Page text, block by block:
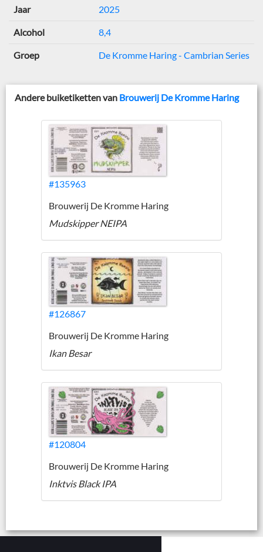
Jaar 2025
Alcohol 8,4
Groep De Kromme Haring - Cambrian Series
Andere buiketiketten van Brouwerij De Kromme Haring
#135963
Brouwerij De Kromme Haring
Mudskipper NEIPA
#126867
Brouwerij De Kromme Haring
Ikan Besar
#120804
Brouwerij De Kromme Haring
Inktvis Black IPA